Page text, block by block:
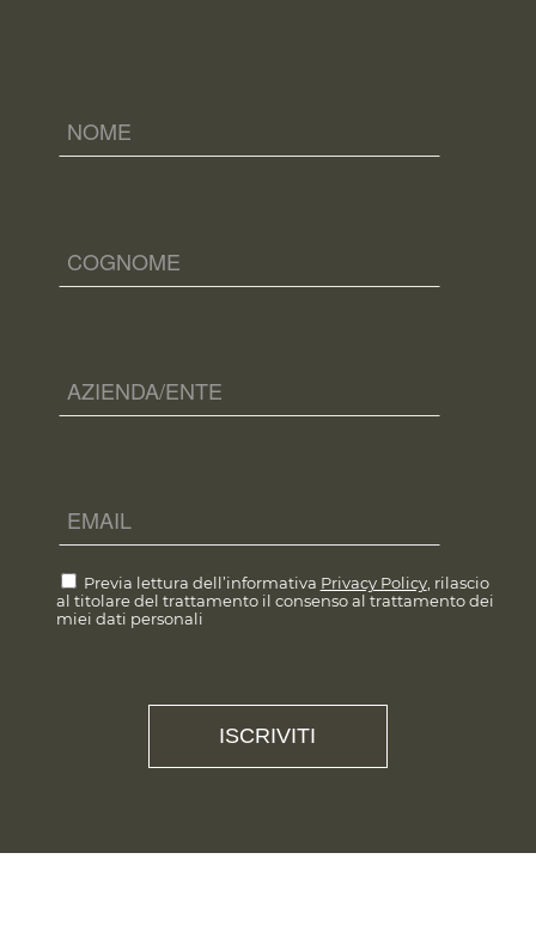
Previa lettura dell’informativa Privacy Policy, rilascio
al titolare del trattamento il consenso al trattamento dei
miei dati personali